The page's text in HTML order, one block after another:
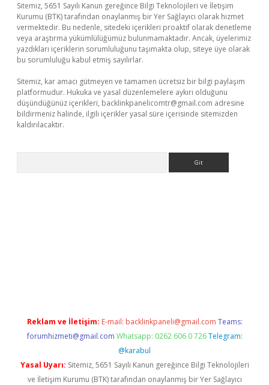
Sitemiz, 5651 Sayılı Kanun gereğince Bilgi Teknolojileri ve İletişim
Kurumu (BTK) tarafından onaylanmış bir Yer Sağlayıcı olarak hizmet
vermektedir. Bu nedenle, sitedeki içerikleri proaktif olarak denetleme
veya araştırma yükümlülüğümüz bulunmamaktadır. Ancak, üyelerimiz
yazdıkları içeriklerin sorumluluğunu taşımakta olup, siteye üye olarak
bu sorumluluğu kabul etmiş sayılırlar.
Sitemiz, kar amacı gütmeyen ve tamamen ücretsiz bir bilgi paylaşım
platformudur. Hukuka ve yasal düzenlemelere aykırı olduğunu
düşündüğünüz içerikleri, backlinkpanelicomtr@gmail.com adresine
bildirmeniz halinde, ilgili içerikler yasal süre içerisinde sitemizden
kaldırılacaktır.
Reklam ve İletişim: E-mail: backlinkpaneli@gmail.com Teams:
forumhizmeti@gmail.com Whatsapp: 0262 606 0 726 Telegram:
@karabul
Yasal Uyarı: Sitemiz, 5651 Sayılı Kanun gereğince Bilgi Teknolojileri
ve İletişim Kurumu (BTK) tarafından onaylanmış bir Yer Sağlayıcı